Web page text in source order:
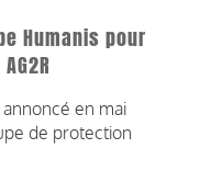
Humanis pour
en mai
de protection